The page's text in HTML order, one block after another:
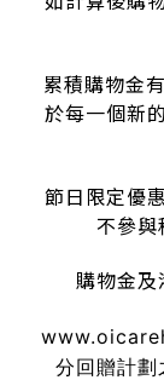
累積購物金
於每一個新
節日限定優
不參與
購物金及
分回贈計劃